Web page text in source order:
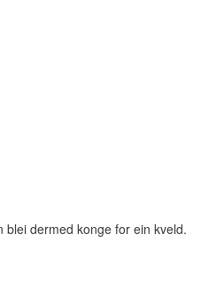
dermed konge for ein kveld.